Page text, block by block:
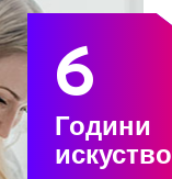
6
Години
искуство